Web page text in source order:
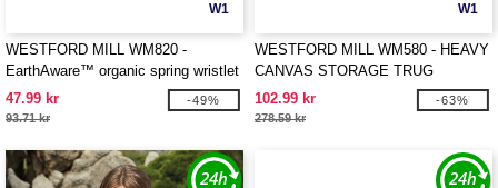
W1
WESTFORD MILL WM820 -
EarthAware™ organic spring wristlet
47.99 kr
93.71 kr
-49%
W1
WESTFORD MILL WM580 - HEAVY
CANVAS STORAGE TRUG
102.99 kr
278.59 kr
-63%